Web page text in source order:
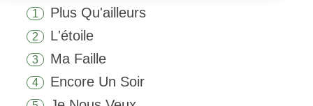
1 Plus Qu'ailleurs
2 L'étoile
3 Ma Faille
4 Encore Un Soir